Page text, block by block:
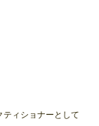
ティショナーとして